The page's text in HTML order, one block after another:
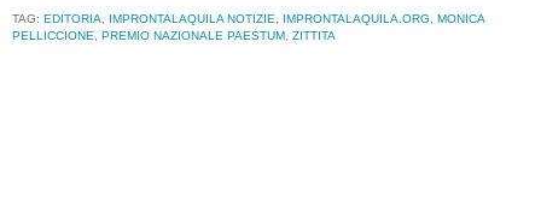
TAG: EDITORIA IMPRONTALAQUILA NOTIZIE IMPRONTALAQUILA.ORG
MONICA
PELLICCIONE
PREMIO NAZIONALE PAESTUM ZITTITA